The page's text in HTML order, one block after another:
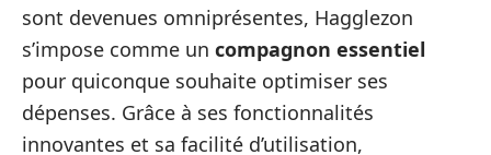
sont devenues omniprésentes, Hagglezon
s’impose comme un compagnon essentiel
pour quiconque souhaite optimiser ses
dépenses. Grâce à ses fonctionnalités
innovantes et sa facilité d’utilisation,